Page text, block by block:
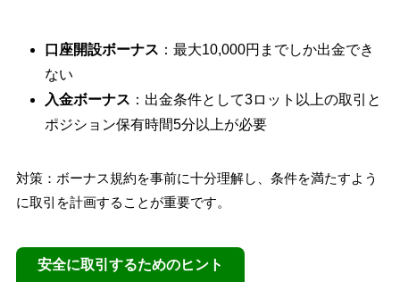
口座開設ボーナス ：最大10,000円までしか出金でき
ない
入金ボーナス ：出金条件として3ロット以上の取引と
ポジション保有時間5分以上が必要
対策：ボーナス規約を事前に十分理解し、条件を満たすよう
に取引を計画することが重要です。
安全に取引するためのヒント